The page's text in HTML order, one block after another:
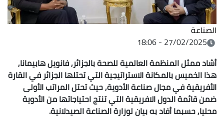
الصناعة
27/02/2025 - 18:06
أشاد ممثل المنظمة العالمية للصحة بالجزائر, فانويل هابيمانا,
هذا الخميس بالمكانة الاستراتيجية التي تحتلها الجزائر في القارة
الأفريقية في مجال صناعة الأدوية, حيث تحتل المراتب الأولى
ضمن قائمة الدول الافريقية التي تنتج احتياجاتها من الأدوية
محليا, حسبما أفاد به بيان لوزارة الصناعة الصيدلانية.